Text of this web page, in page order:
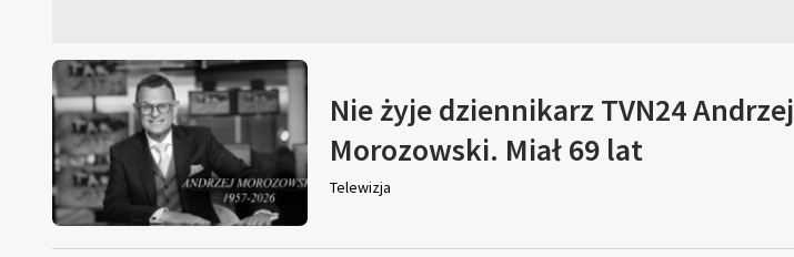
Nie żyje dziennikarz TVN24 Andrzej
Morozowski. Miał 69 lat
Telewizja